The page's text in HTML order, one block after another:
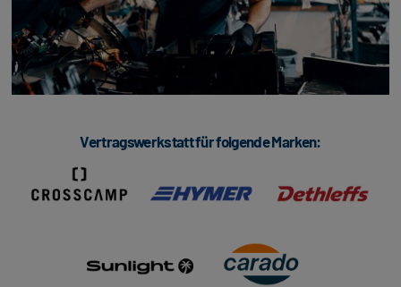
Vertragswerkstatt für folgende Marken: